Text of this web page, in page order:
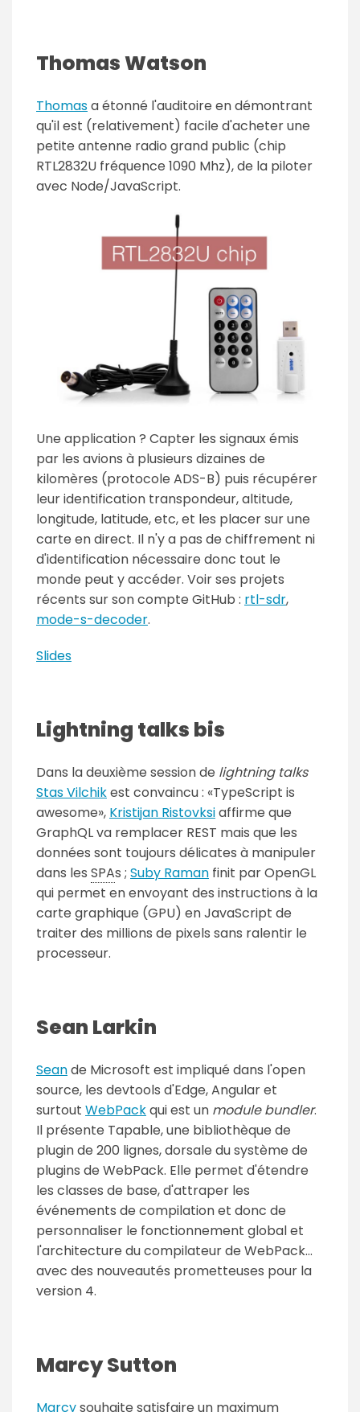
Thomas Watson
Thomasa étonné l'auditoire en démontrant
qu'il est (relativement) facile d'acheter une
petite antenne radio grand public (chip
RTL2832U fréquence 1090 Mhz), de la piloter
avec Node/JavaScript.
Une application ? Capter les signaux émis
par les avions à plusieurs dizaines de
kilomères (protocole ADS-B) puis récupérer
leur identification transpondeur, altitude,
longitude, latitude, etc, et les placer sur une
carte en direct. Il n'y a pas de chiffrement ni
d'identification nécessaire donc tout le
monde peut y accéder. Voir ses projets
récents sur son compte GitHub : rtl-sdr,
mode-s-decoder.
Slides
Lightning talks bis
Dans la deuxième session de lightning talks
Stas Vilchikest convaincu : TypeScript is
awesome , Kristijan Ristovksiaffirme que
GraphQL va remplacer REST mais que les
données sont toujours délicates à manipuler
dans les SPAs ; Suby Raman finit par OpenGL
qui permet en envoyant des instructions à la
carte graphique (GPU) en JavaScript de
traiter des millions de pixels sans ralentir le
processeur.
Sean Larkin
Seande Microsoft est impliqué dans l'open
source, les devtools d'Edge, Angular et
surtout WebPackqui est un module bundler.
Il présente Tapable, une bibliothèque de
plugin de 200 lignes, dorsale du système de
plugins de WebPack. Elle permet d'étendre
les classes de base, d'attraper les
événements de compilation et donc de
personnaliser le fonctionnement global et
l'architecture du compilateur de WebPack...
avec des nouveautés prometteuses pour la
version 4.
Marcy Sutton
Marcysouhaite satisfaire un maximum